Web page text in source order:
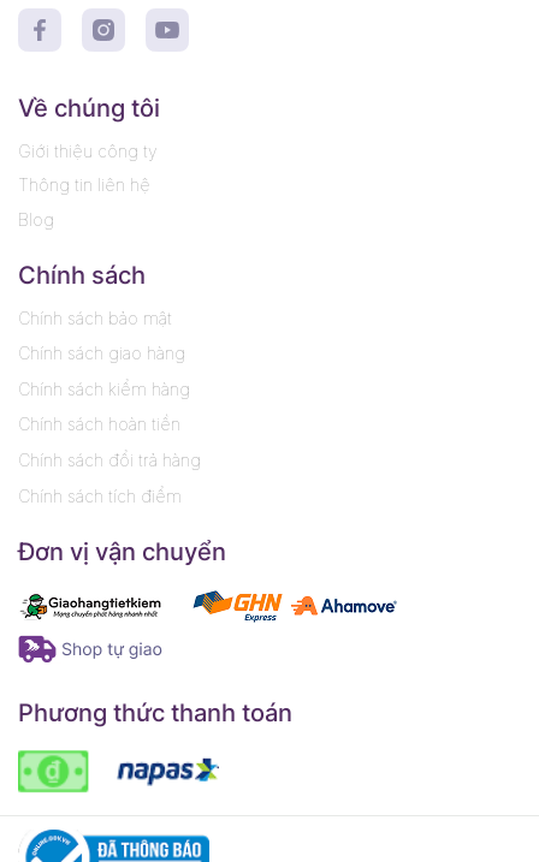
Về chúng tôi
Giới thiệu công ty
Thông tin liên hệ
Blog
Chính sách
Chính sách bảo mật
Chính sách giao hàng
Chính sách kiểm hàng
Chính sách hoàn tiền
Chính sách đổi trả hàng
Chính sách tích điểm
Đơn vị vận chuyển
Phương thức thanh toán